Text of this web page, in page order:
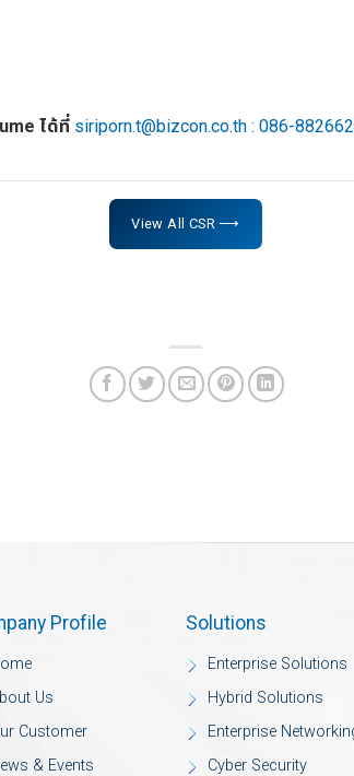
ได้ที่siriporn.t@bizcon.co.th : 086-
View All CSR ⟶
Profile
Us
Customer
& Events
Solutions
Enterprise Solutions
Hybrid Solutions
Enterprise
Cyber Security